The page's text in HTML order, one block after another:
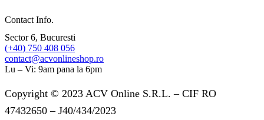
Contact Info.
Sector 6, Bucuresti
(+40) 750 408 056
contact@acvonlineshop.ro
Lu – Vi: 9am pana la 6pm
Copyright © 2023 ACV Online S.R.L. – CIF RO
47432650 – J40/434/2023